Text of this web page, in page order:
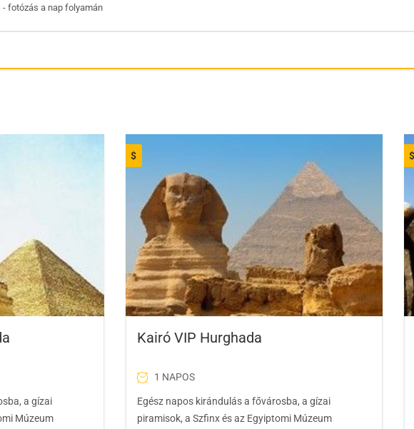
- fotózás a nap folyamán
a gízai
Múzeum
$
Kairó VIP Hurghada
1 NAPOS
Egész napos kirándulás a fővárosba, a gízai
piramisok, a Szfinx és az Egyiptomi Múzeum